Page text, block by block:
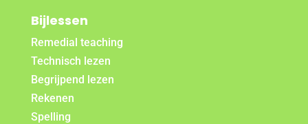
Bijlessen
Remedial teaching
Technisch lezen
Begrijpend lezen
Rekenen
Spelling